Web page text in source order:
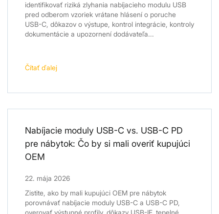
identifikovať riziká zlyhania nabíjacieho modulu USB
pred odberom vzoriek vrátane hlásení o poruche
USB-C, dôkazov o výstupe, kontrol integrácie, kontroly
dokumentácie a upozornení dodávateľa...
Čítať ďalej
Nabíjacie moduly USB-C vs. USB-C PD
pre nábytok: Čo by si mali overiť kupujúci
OEM
22. mája 2026
Zistite, ako by mali kupujúci OEM pre nábytok
porovnávať nabíjacie moduly USB-C a USB-C PD,